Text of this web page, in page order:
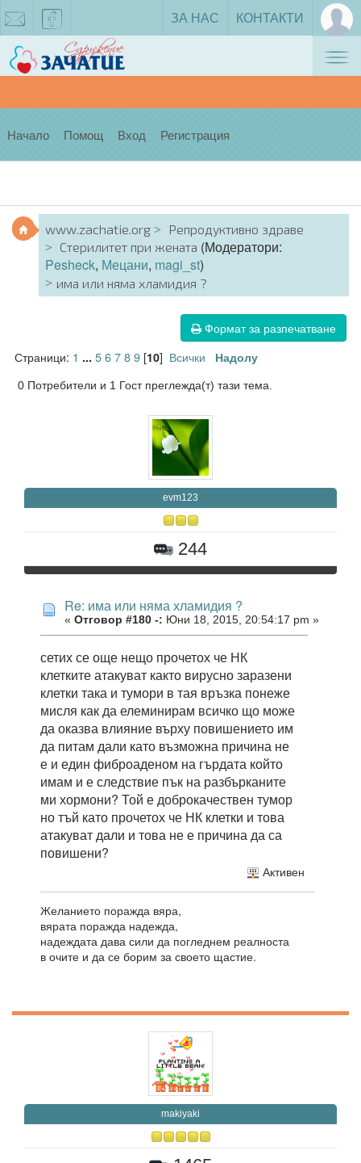
facebook
ЗА НАС КОНТАКТИ
Начало Помощ Вход Регистрация
www.zachatie.org
Репродуктивно здраве
Стерилитет при жената (Модератори:
Pesheck, Мецани, magi_st)
има или няма хламидия ?
Формат за разпечатване
Страници: 1 ... 56789[10] Всички Надолу
0 Потребители и 1 Гост преглежда(т) тази тема.
evm123
244
Re: има или няма хламидия ?
« Отговор #180 -: Юни 18, 2015, 20:54:17 pm »
сетих се още нещо прочетох че НК
клетките атакуват както вирусно заразени
клетки така и тумори в тая връзка понеже
мисля как да елеминирам всичко що може
да оказва влияние върху повишението им
да питам дали като възможна причина не
е и един фиброаденом на гърдата който
имам и е следствие пък на разбърканите
ми хормони? Той е доброкачествен тумор
но тъй като прочетох че НК клетки и това
атакуват дали и това не е причина да са
повишени?
Активен
Желанието поражда вяра,
вярата поражда надежда,
надеждата дава сили да погледнем реалноста
в очите и да се борим за своето щастие.
makiyaki